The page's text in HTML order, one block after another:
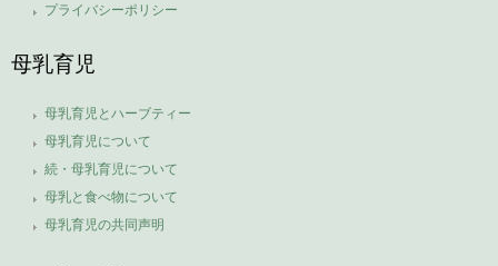
プライバシーポリシー
母乳育児
母乳育児とハーブティー
母乳育児について
続・母乳育児について
母乳と食べ物について
母乳育児の共同声明